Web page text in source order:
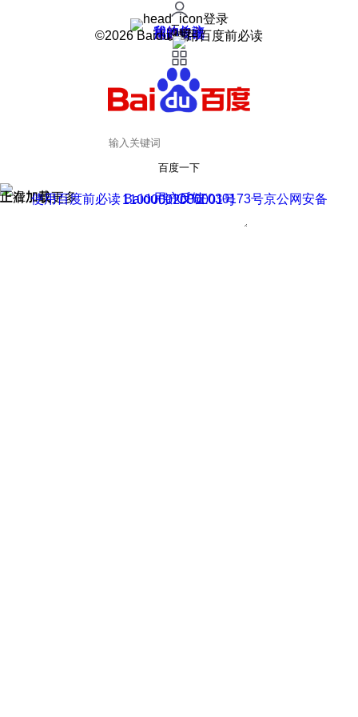
登录
我的关注
我的收藏
皮肤中心
用户反馈
设置
©2026 Baidu 使用百度前必读
百度一下
正在加载
上滑加载更多 用户反馈
使用百度前必读 Baidu 京ICP证030173号
京公网安备11000002000001号